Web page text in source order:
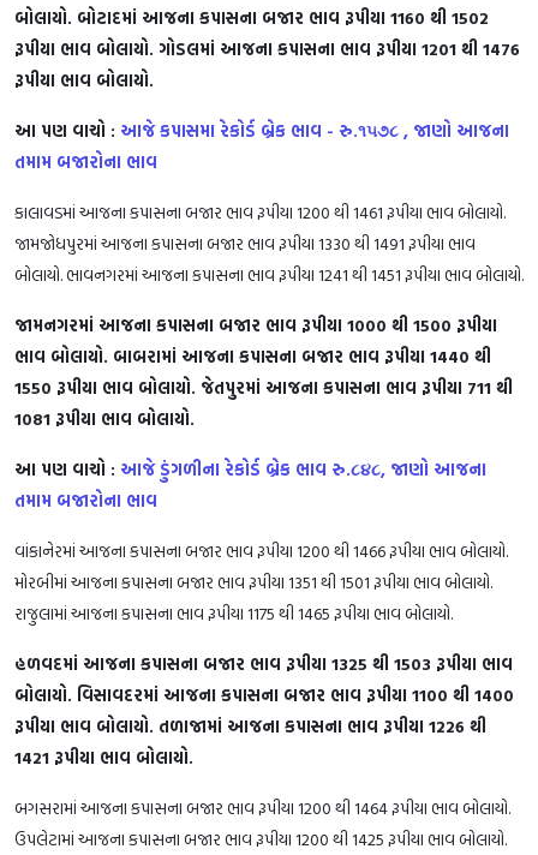
બોલાયો. બોટાદમાં આજના કપાસના બજાર ભાવ રૂપીયા 1160 થી 1502
રૂપીયા ભાવ બોલાયો. ગોડલમાં આજના કપાસના ભાવ રૂપીયા 1201 થી 1476
રૂપીયા ભાવ બોલાયો.
આ પણ વાચો : આજે કપાસમા રેકોર્ડ બ્રેક ભાવ - રુ.૧૫૭૮ , જાણો આજના
તમામ બજારોના ભાવ
કાલાવડમાં આજના કપાસના બજાર ભાવ રૂપીયા 1200 થી 1461 રૂપીયા ભાવ બોલાયો.
જામજોધપુરમાં આજના કપાસના બજાર ભાવ રૂપીયા 1330 થી 1491 રૂપીયા ભાવ
બોલાયો. ભાવનગરમાં આજના કપાસના ભાવ રૂપીયા 1241 થી 1451 રૂપીયા ભાવ બોલાયો.
જામનગરમાં આજના કપાસના બજાર ભાવ રૂપીયા 1000 થી 1500 રૂપીયા
ભાવ બોલાયો. બાબરામાં આજના કપાસના બજાર ભાવ રૂપીયા 1440 થી
1550 રૂપીયા ભાવ બોલાયો. જેતપુરમાં આજના કપાસના ભાવ રૂપીયા 711 થી
1081 રૂપીયા ભાવ બોલાયો.
આ પણ વાચો : આજે ડુંગળીના રેકોર્ડ બ્રેક ભાવ રુ.૮૪૮, જાણો આજના
તમામ બજારોના ભાવ
વાંકાનેરમાં આજના કપાસના બજાર ભાવ રૂપીયા 1200 થી 1466 રૂપીયા ભાવ બોલાયો.
મોરબીમાં આજના કપાસના બજાર ભાવ રૂપીયા 1351 થી 1501 રૂપીયા ભાવ બોલાયો.
રાજુલામાં આજના કપાસના ભાવ રૂપીયા 1175 થી 1465 રૂપીયા ભાવ બોલાયો.
હળવદમાં આજના કપાસના બજાર ભાવ રૂપીયા 1325 થી 1503 રૂપીયા ભાવ
બોલાયો. વિસાવદરમાં આજના કપાસના બજાર ભાવ રૂપીયા 1100 થી 1400
રૂપીયા ભાવ બોલાયો. તળાજામાં આજના કપાસના ભાવ રૂપીયા 1226 થી
1421 રૂપીયા ભાવ બોલાયો.
બગસરામાં આજના કપાસના બજાર ભાવ રૂપીયા 1200 થી 1464 રૂપીયા ભાવ બોલાયો.
ઉપલેટામાં આજના કપાસના બજાર ભાવ રૂપીયા 1200 થી 1425 રૂપીયા ભાવ બોલાયો.